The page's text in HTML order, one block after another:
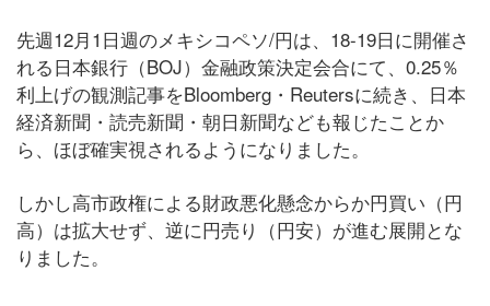
先週12月1日週のメキシコペソ/円は、18-19日に開催さ
れる日本銀行（BOJ）金融政策決定会合にて、0.25％
利上げの観測記事をBloomberg・Reutersに続き、日本
経済新聞・読売新聞・朝日新聞なども報じたことか
ら、ほぼ確実視されるようになりました。
しかし高市政権による財政悪化懸念からか円買い（円
高）は拡大せず、逆に円売り（円安）が進む展開とな
りました。